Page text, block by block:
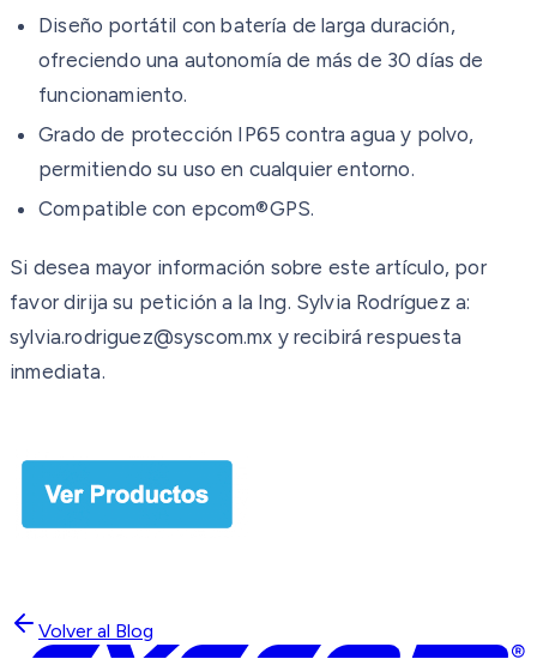
Diseño portátil con batería de larga duración,
ofreciendo una autonomía de más de 30 días de
funcionamiento.
Grado de protección IP65 contra agua y polvo,
permitiendo su uso en cualquier entorno.
Compatible con epcom®GPS.
Si desea mayor información sobre este artículo, por
favor dirija su petición a la Ing. Sylvia Rodríguez a:
sylvia.rodriguez@syscom.mx y recibirá respuesta
inmediata.
Volver al Blog